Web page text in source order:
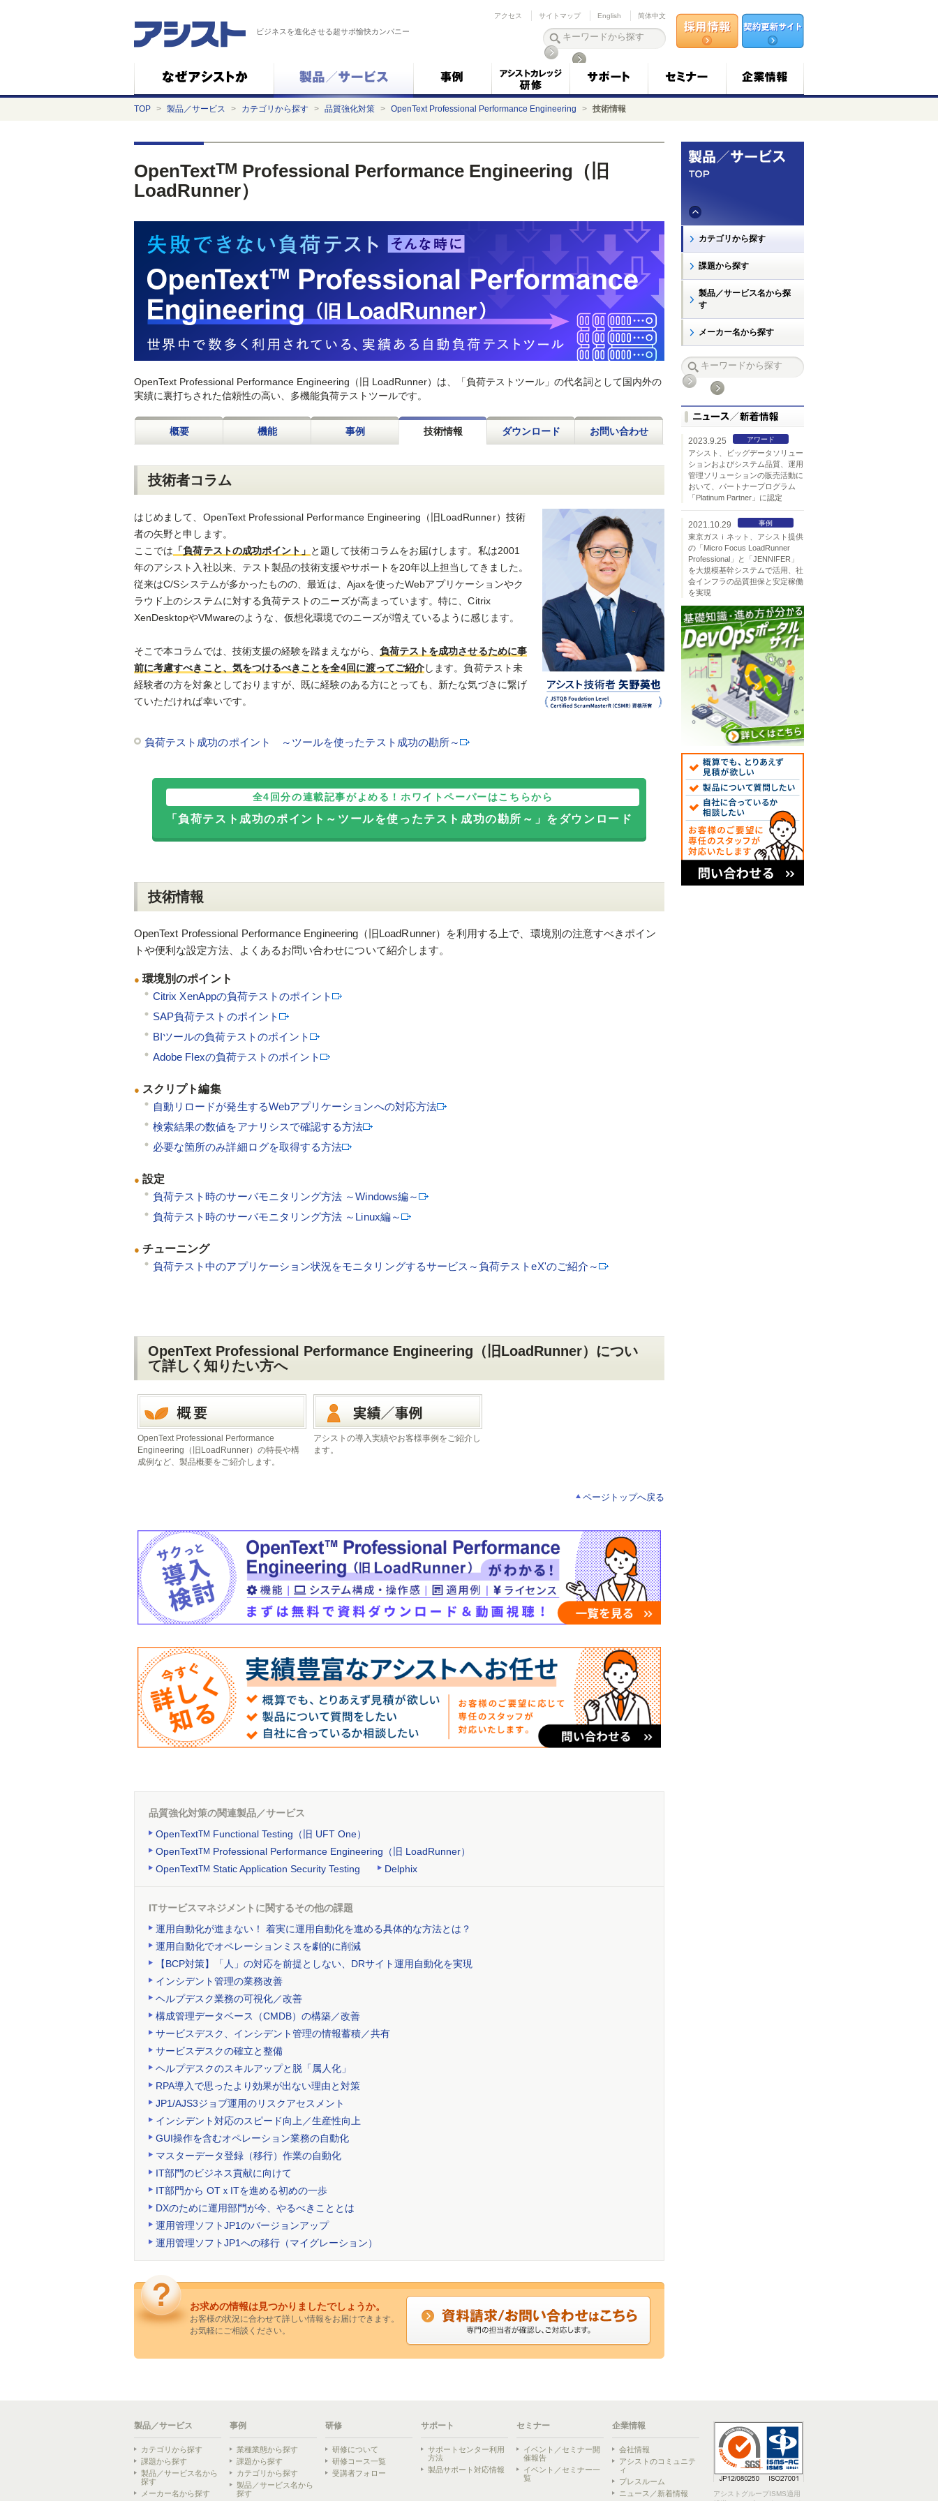
ビジネスを進化させる超サポ愉快カンパニー
アクセス サイトマップ English 简体中文
TOP > 製品／サービス > カテゴリから探す > 品質強化対策 > OpenText Professional Performance Engineering > 技術情報
OpenTextTM Professional Performance Engineering（旧
LoadRunner）
OpenText Professional Performance Engineering（旧 LoadRunner）は、「負荷テストツール」の代名詞として国内外の
実績に裏打ちされた信頼性の高い、多機能負荷テストツールです。
概要 機能 事例 技術情報 ダウンロード お問い合わせ
技術者コラム
はじめまして、OpenText Professional Performance Engineering（旧LoadRunner）技術
者の矢野と申します。
ここでは 「負荷テストの成功ポイント」 と題して技術コラムをお届けします。私は2001
年のアシスト入社以来、テスト製品の技術支援やサポートを20年以上担当してきました。
従来はC/Sシステムが多かったものの、最近は、Ajaxを使ったWebアプリケーションやク
ラウド上のシステムに対する負荷テストのニーズが高まっています。特に、Citrix
XenDesktopやVMwareのような、仮想化環境でのニーズが増えているように感じます。
そこで本コラムでは、技術支援の経験を踏まえながら、 負荷テストを成功させるために事
前に考慮すべきこと、気をつけるべきことを全4回に渡ってご紹介します。負荷テスト未
経験者の方を対象としておりますが、既に経験のある方にとっても、新たな気づきに繋げ
ていただければ幸いです。
負荷テスト成功のポイント ～ツールを使ったテスト成功の勘所～
全4回分の連載記事がよめる！ホワイトペーパーはこちらから
「負荷テスト成功のポイント～ツールを使ったテスト成功の勘所～」をダウンロード
技術情報
OpenText Professional Performance Engineering（旧LoadRunner）を利用する上で、環境別の注意すべきポイン
トや便利な設定方法、よくあるお問い合わせについて紹介します。
●環境別のポイント
Citrix XenAppの負荷テストのポイント
SAP負荷テストのポイント
BIツールの負荷テストのポイント
Adobe Flexの負荷テストのポイント
● スクリプト編集
自動リロードが発生するWebアプリケーションへの対応方法
検索結果の数値をアナリシスで確認する方法
必要な箇所のみ詳細ログを取得する方法
●設定
負荷テスト時のサーバモニタリング方法 ～Windows編～
負荷テスト時のサーバモニタリング方法 ～Linux編～
●チューニング
負荷テスト中のアプリケーション状況をモニタリングするサービス～負荷テストeX'のご紹介～
OpenText Professional Performance Engineering（旧LoadRunner）につい
て詳しく知りたい方へ
OpenText Professional Performance
Engineering（旧LoadRunner）の特長や構
成例など、製品概要をご紹介します。
アシストの導入実績やお客様事例をご紹介し
ます。
ページトップへ戻る
品質強化対策の関連製品／サービス
OpenTextTM Functional Testing（旧 UFT One）
OpenTextTM Professional Performance Engineering（旧 LoadRunner）
OpenTextTM Static Application Security Testing Delphix
ITサービスマネジメントに関するその他の課題
運用自動化が進まない！ 着実に運用自動化を進める具体的な方法とは？
運用自動化でオペレーションミスを劇的に削減
【BCP対策】「人」の対応を前提としない、DRサイト運用自動化を実現
インシデント管理の業務改善
ヘルプデスク業務の可視化／改善
構成管理データベース（CMDB）の構築／改善
サービスデスク、インシデント管理の情報蓄積／共有
サービスデスクの確立と整備
ヘルプデスクのスキルアップと脱「属人化」
RPA導入で思ったより効果が出ない理由と対策
JP1/AJS3ジョブ運用のリスクアセスメント
インシデント対応のスピード向上／生産性向上
GUI操作を含むオペレーション業務の自動化
マスターデータ登録（移行）作業の自動化
IT部門のビジネス貢献に向けて
IT部門から OTｘITを進める初めの一歩
DXのために運用部門が今、やるべきこととは
運用管理ソフトJP1のバージョンアップ
運用管理ソフトJP1への移行（マイグレーション）
お求めの情報は見つかりましたでしょうか。
お客様の状況に合わせて詳しい情報をお届けできます。
お気軽にご相談ください。
カテゴリから探す
課題から探す
製品／サービス名から探
す
メーカー名から探す
2023.9.25 アワード
アシスト、ビッグデータソリュー
ションおよびシステム品質、運用
管理ソリューションの販売活動に
おいて、パートナープログラム
「Platinum Partner」に認定
2021.10.29 事例
東京ガスｉネット、アシスト提供
の「Micro Focus LoadRunner
Professional」と「JENNIFER」
を大規模基幹システムで活用、社
会インフラの品質担保と安定稼働
を実現
製品／サービス
カテゴリから探す
課題から探す
製品／サービス名から
探す
メーカー名から探す
事例
業種業態から探す
課題から探す
カテゴリから探す
製品／サービス名から
探す
研修
研修について
研修コース一覧
受講者フォロー
サポート
サポートセンター利用
方法
製品サポート対応情報
セミナー
イベント／セミナー開
催報告
イベント／セミナー一
覧
企業情報
会社情報
アシストのコミュニテ
ィ
プレスルーム
ニュース／新着情報
アシストグループISMS適用